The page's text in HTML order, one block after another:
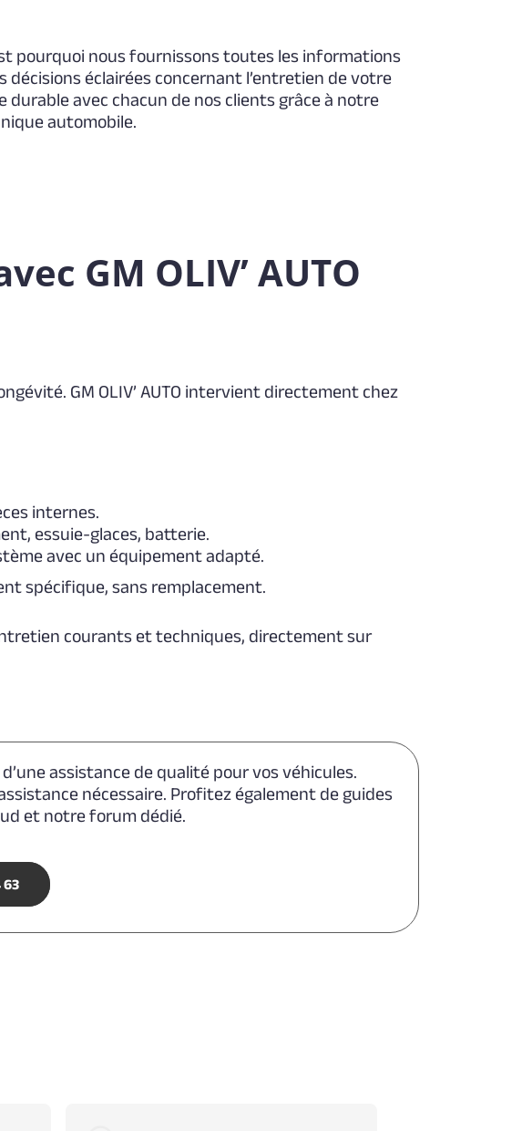
pourquoi nous fournissons toutes les informations
éclairées concernant l’entretien de votre
durable avec chacun de nos clients grâce à notre
automobile.
GM OLIV’ AUTO
GM OLIV’ AUTO intervient directement chez
internes.
essuie-glaces, batterie.
avec un équipement adapté.
spécifique, sans remplacement.
courants et techniques, directement sur
assistance de qualité pour vos véhicules.
nécessaire. Profitez également de guides
et notre forum dédié.
63